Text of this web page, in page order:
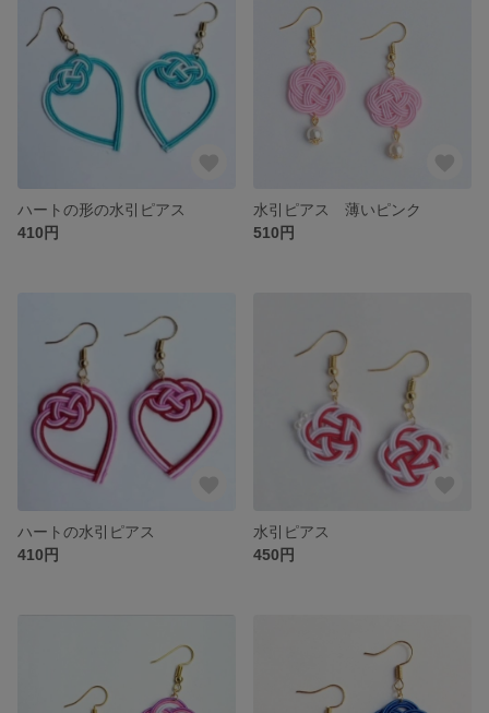
ハートの形の水引ピアス
410円
水引ピアス 薄いピンク
510円
ハートの水引ピアス
410円
水引ピアス
450円